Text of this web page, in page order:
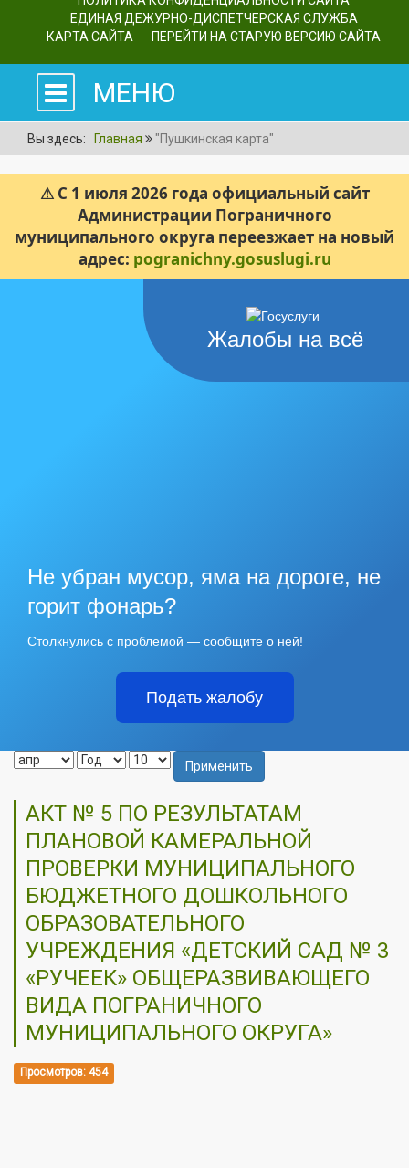
ЕДИНАЯ ДЕЖУРНО-ДИСПЕТЧЕРСКАЯ СЛУЖБА
КАРТА САЙТА
ПЕРЕЙТИ НА СТАРУЮ ВЕРСИЮ САЙТА
МЕНЮ
Вы здесь: Главная "Пушкинская карта"
⚠ С 1 июля 2026 года официальный сайт
Администрации Пограничного
муниципального округа переезжает на новый
адрес: pogranichny.gosuslugi.ru
Жалобы на всё
Не убран мусор, яма на дороге, не
горит фонарь?
Столкнулись с проблемой — сообщите о ней!
Подать жалобу
Применить
АКТ № 5 ПО РЕЗУЛЬТАТАМ
ПЛАНОВОЙ КАМЕРАЛЬНОЙ
ПРОВЕРКИ МУНИЦИПАЛЬНОГО
БЮДЖЕТНОГО ДОШКОЛЬНОГО
ОБРАЗОВАТЕЛЬНОГО
УЧРЕЖДЕНИЯ «ДЕТСКИЙ САД № 3
«РУЧЕЕК» ОБЩЕРАЗВИВАЮЩЕГО
ВИДА ПОГРАНИЧНОГО
МУНИЦИПАЛЬНОГО ОКРУГА»
Просмотров: 454